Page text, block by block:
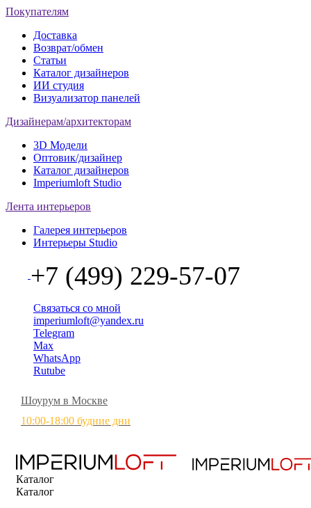
Покупателям
Доставка
Возврат/обмен
Статьи
Каталог дизайнеров
ИИ студия
Визуализатор панелей
Дизайнерам/архитекторам
3D Модели
Оптовик/дизайнер
Каталог дизайнеров
Imperiumloft Studio
Лента интерьеров
Галерея интерьеров
Интерьеры Studio
+7 (499) 229-57-07
Связаться со мной
imperiumloft@yandex.ru
Telegram
Max
WhatsApp
Rutube
Шоурум в Москве
10:00-18:00 будние дни
Каталог
Каталог